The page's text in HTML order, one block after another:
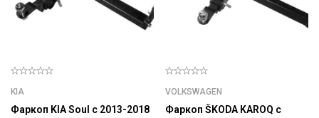
KIA
Фаркоп KIA Soul с 2013-2018
VOLKSWAGEN
Фаркоп ŠKODA KAROQ с